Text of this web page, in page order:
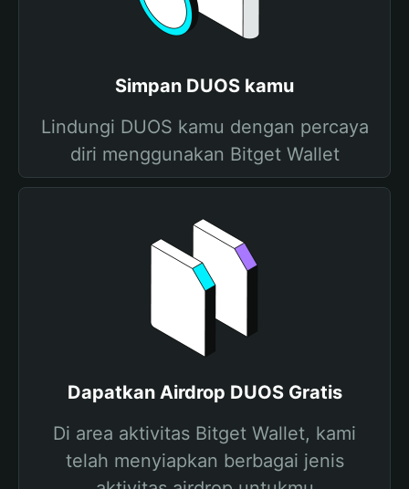
Simpan DUOS kamu
Lindungi DUOS kamu dengan percaya
diri menggunakan Bitget Wallet
Dapatkan Airdrop DUOS Gratis
Di area aktivitas Bitget Wallet, kami
telah menyiapkan berbagai jenis